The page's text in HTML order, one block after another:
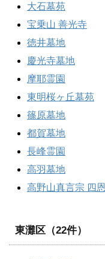
大石墓苑
宝乗山 善光寺
徳井墓地
慶光寺墓地
摩耶霊園
東明桜ヶ丘墓苑
篠原墓地
都賀墓地
長峰霊園
高羽墓地
高野山真言宗 四
東灘区（22件）